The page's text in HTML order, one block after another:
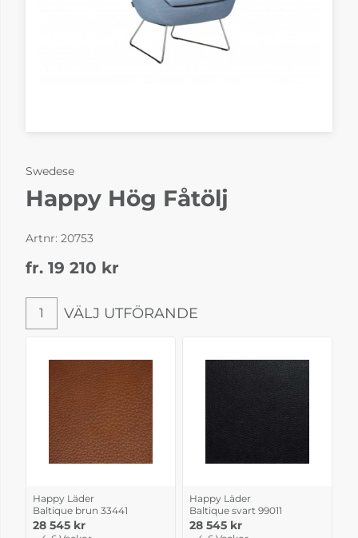
Swedese
Happy Hög Fåtölj
Artnr: 20753
fr. 19 210 kr
Välj utförande
1 VÄLJ UTFÖRANDE
Happy Läder
Baltique brun 33441
28 545 kr
Happy Läder
Baltique svart 99011
28 545 kr